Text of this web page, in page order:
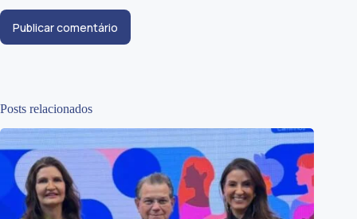
Publicar comentário
Posts relacionados